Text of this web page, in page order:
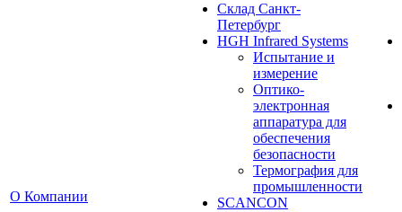
О Компании
Cклад Санкт-
Петербург
HGH Infrared Systems
Испытание и
измерение
Оптико-
электронная
аппаратура для
обеспечения
безопасности
Термография для
промышленности
SCANCON